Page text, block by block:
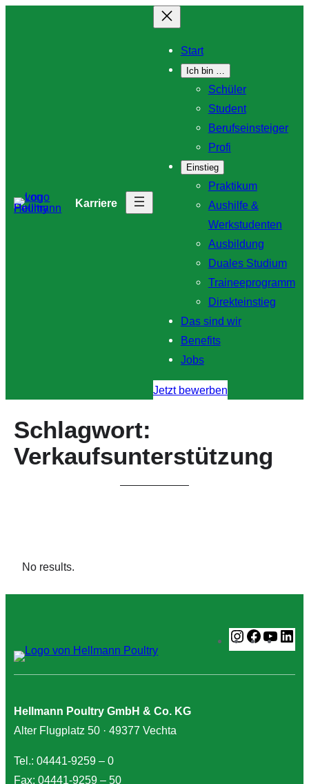
Karriere
Start
Ich bin …
Schüler
Student
Berufseinsteiger
Profi
Einstieg
Praktikum
Aushilfe &
Werkstudenten
Ausbildung
Duales Studium
Traineeprogramm
Direkteinstieg
Das sind wir
Benefits
Jobs
Jetzt bewerben
Schlagwort:
Verkaufsunterstützung
No results.
Instagram
Hellmann Poultry GmbH & Co. KG
Alter Flugplatz 50 · 49377 Vechta
Tel.: 04441-9259 – 0
Fax: 04441-9259 – 50